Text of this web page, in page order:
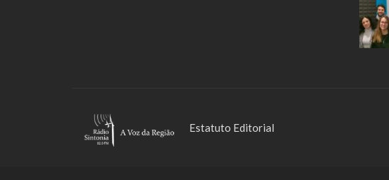
Estatuto Editorial